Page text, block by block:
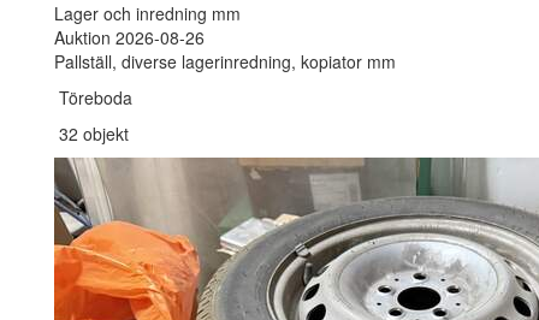
Lager och inredning mm
Auktion 2026-08-26
Pallställ, diverse lagerinredning, kopiator mm
Töreboda
32 objekt